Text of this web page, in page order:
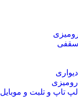
رومیزی
سقفی
رومیزی
لپ تاپ و تلبت و موبایل